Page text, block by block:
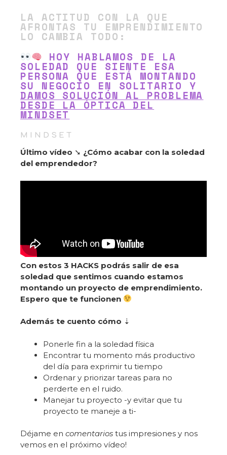
LA ACTITUD CON LA QUE
AFRONTAS TU EMPRENDIMIENTO
LO CAMBIA TODO:
HOY HABLAMOS DE LA
SOLEDAD QUE SIENTE ESA
PERSONA QUE ESTÁ MONTANDO
SU NEGOCIO EN SOLITARIO Y
DAMOS SOLUCIÓN AL PROBLEMA
DESDE LA ÓPTICA DEL
MINDSET
M I N D S E T
Último vídeo ➘ ¿Cómo acabar con la soledad
del emprendedor?
Con estos 3 HACKS podrás salir de esa
soledad que sentimos cuando estamos
montando un proyecto de emprendimiento.
Espero que te funcionen
Además te cuento cómo ⇣
Ponerle fin a la soledad física
Encontrar tu momento más productivo
del día para exprimir tu tiempo
Ordenar y priorizar tareas para no
perderte en el ruido.
Manejar tu proyecto -y evitar que tu
proyecto te maneje a ti-
Déjame en comentarios tus impresiones y nos
vemos en el próximo vídeo!